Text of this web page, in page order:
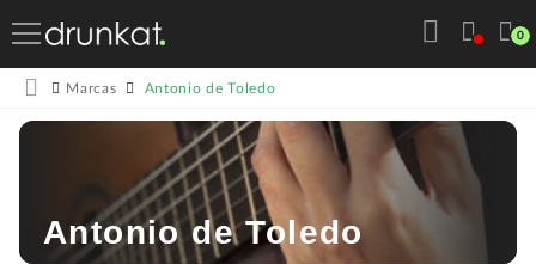
0
Marcas Antonio de Toledo
Antonio de Toledo